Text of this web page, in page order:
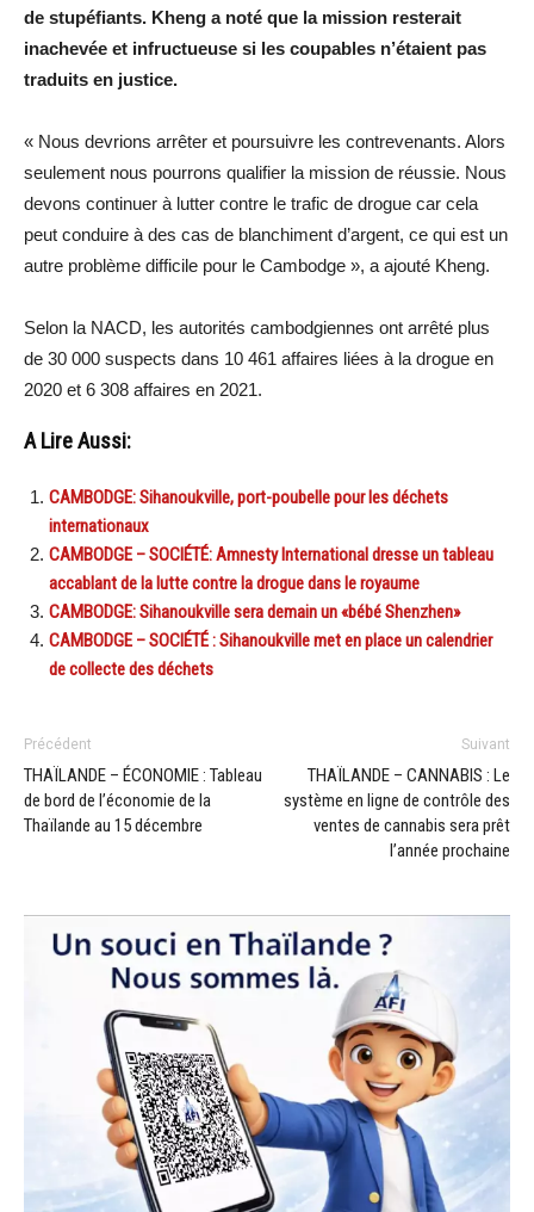
de stupéfiants. Kheng a noté que la mission resterait
inachevée et infructueuse si les coupables n’étaient pas
traduits en justice.
« Nous devrions arrêter et poursuivre les contrevenants. Alors
seulement nous pourrons qualifier la mission de réussie. Nous
devons continuer à lutter contre le trafic de drogue car cela
peut conduire à des cas de blanchiment d’argent, ce qui est un
autre problème difficile pour le Cambodge », a ajouté Kheng.
Selon la NACD, les autorités cambodgiennes ont arrêté plus
de 30 000 suspects dans 10 461 affaires liées à la drogue en
2020 et 6 308 affaires en 2021.
A Lire Aussi:
CAMBODGE: Sihanoukville, port-poubelle pour les déchets
internationaux
CAMBODGE – SOCIÉTÉ: Amnesty International dresse un tableau
accablant de la lutte contre la drogue dans le royaume
CAMBODGE: Sihanoukville sera demain un «bébé Shenzhen»
CAMBODGE – SOCIÉTÉ : Sihanoukville met en place un calendrier
de collecte des déchets
Précédent
THAÏLANDE – ÉCONOMIE : Tableau
de bord de l’économie de la
Thaïlande au 15 décembre
Suivant
THAÏLANDE – CANNABIS : Le
système en ligne de contrôle des
ventes de cannabis sera prêt
l’année prochaine